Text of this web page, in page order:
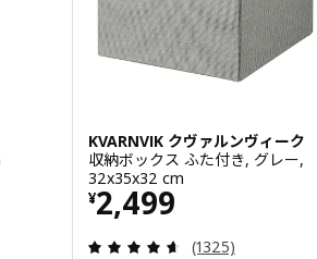
から 5 星です。 総レビュー数:
KVARNVIK クヴァルンヴィーク
収納ボックス ふた付き, グレー,
32x35x32 cm
¥2,499
価格 ¥ 2499
レビュー: 4.6
(1325)